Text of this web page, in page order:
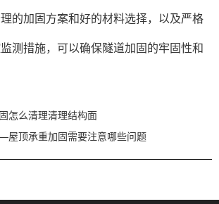
的加固方案和好的材料选择，以及严格
测措施，可以确保隧道加固的牢固性和
怎么清理清理结构面
顶承重加固需要注意哪些问题